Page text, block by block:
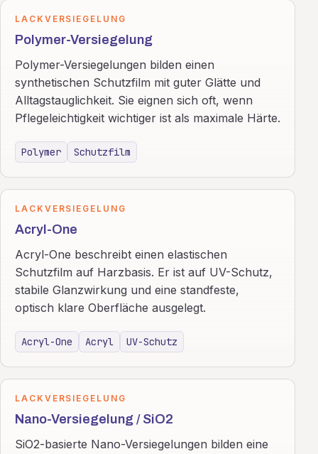
LACKVERSIEGELUNG
Polymer-Versiegelung
Polymer-Versiegelungen bilden einen
synthetischen Schutzfilm mit guter Glätte und
Alltagstauglichkeit. Sie eignen sich oft, wenn
Pflegeleichtigkeit wichtiger ist als maximale Härte.
Polymer Schutzfilm
LACKVERSIEGELUNG
Acryl-One
Acryl-One beschreibt einen elastischen
Schutzfilm auf Harzbasis. Er ist auf UV-Schutz,
stabile Glanzwirkung und eine standfeste,
optisch klare Oberfläche ausgelegt.
Acryl-One Acryl UV-Schutz
LACKVERSIEGELUNG
Nano-Versiegelung / SiO2
SiO2-basierte Nano-Versiegelungen bilden eine